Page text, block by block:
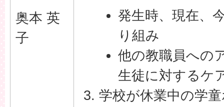
奥本 英
子
発生時、現在、
り組み
他の教職員への
生徒に対するケ
学校が休業中の学